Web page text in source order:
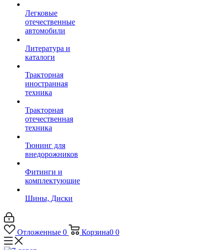
Легковые
отечественные
автомобили
Литература и
каталоги
Тракторная
иностранная
техника
Тракторная
отечественная
техника
Тюнинг для
внедорожников
Фитинги и
комплектующие
Шины, Диски
Отложенные 0 Корзина0 0